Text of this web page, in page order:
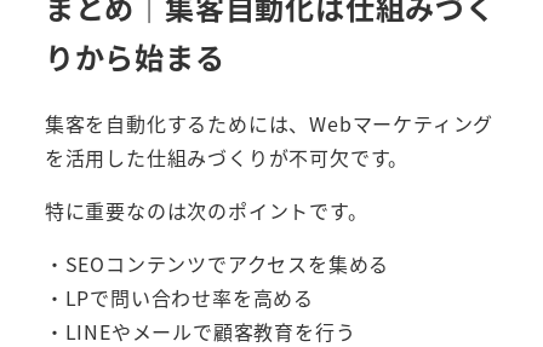
りから始まる
集客を自動化するためには、Webマーケティング
を活用した仕組みづくりが不可欠です。
特に重要なのは次のポイントです。
・SEOコンテンツでアクセスを集める
・LPで問い合わせ率を高める
・LINEやメールで顧客教育を行う